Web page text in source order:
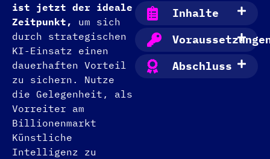
ist jetzt der ideale
Zeitpunkt,
um sich
durch strategischen
KI-Einsatz einen
dauerhaften Vorteil
zu sichern. Nutze
die Gelegenheit, als
Vorreiter am
Billionenmarkt
Künstliche
Intelligenz zu
Inhalte
Abschluss